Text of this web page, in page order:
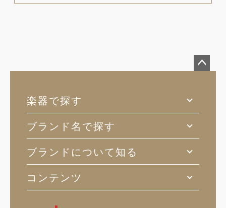
へ
楽器で探す
ブランド名で探す
ブランドについて知る
コンテンツ